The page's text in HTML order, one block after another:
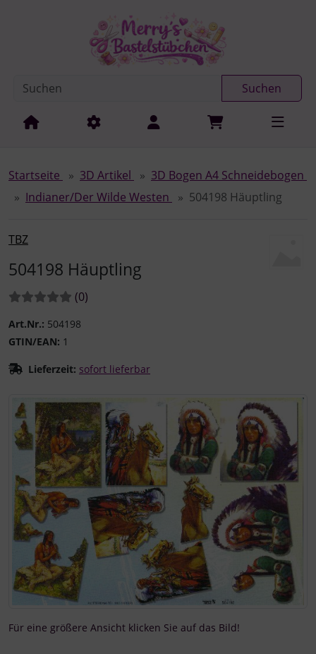
Springe zur Navigation
Suchen
Startseite 3D Artikel
3D Bogen A4 Schneidebogen
Indianer/Der Wilde Westen
504198 Häuptling
TBZ
504198 Häuptling
Bewertungen:
(0Bewertungen
)
Art.Nr.: 504198
GTIN/EAN: 1
Lieferzeit: sofort lieferbar
Wenn mehr als ein Produktbild existiert, können Sie die
Für eine größere Ansicht klicken Sie auf das Bild!